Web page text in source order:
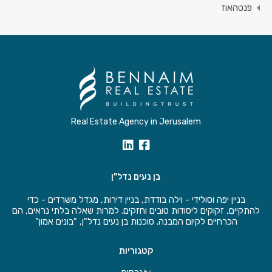
פנטהאוז
Real Estate Agency in Jerusalem
בן נעים נדל"ן
בניין יפה וסולידי - וילה בודדת, בניין דירות, מגדל משרדים - כדי
להתקיים, זקוקים ליסודות טובים וחזקים. למרות שאלה בלתי נראים, הם
הכרחיים לקיום המבנה. סוכנות בן נעים נדל"ן, "בונים אמון"
קטגוריות